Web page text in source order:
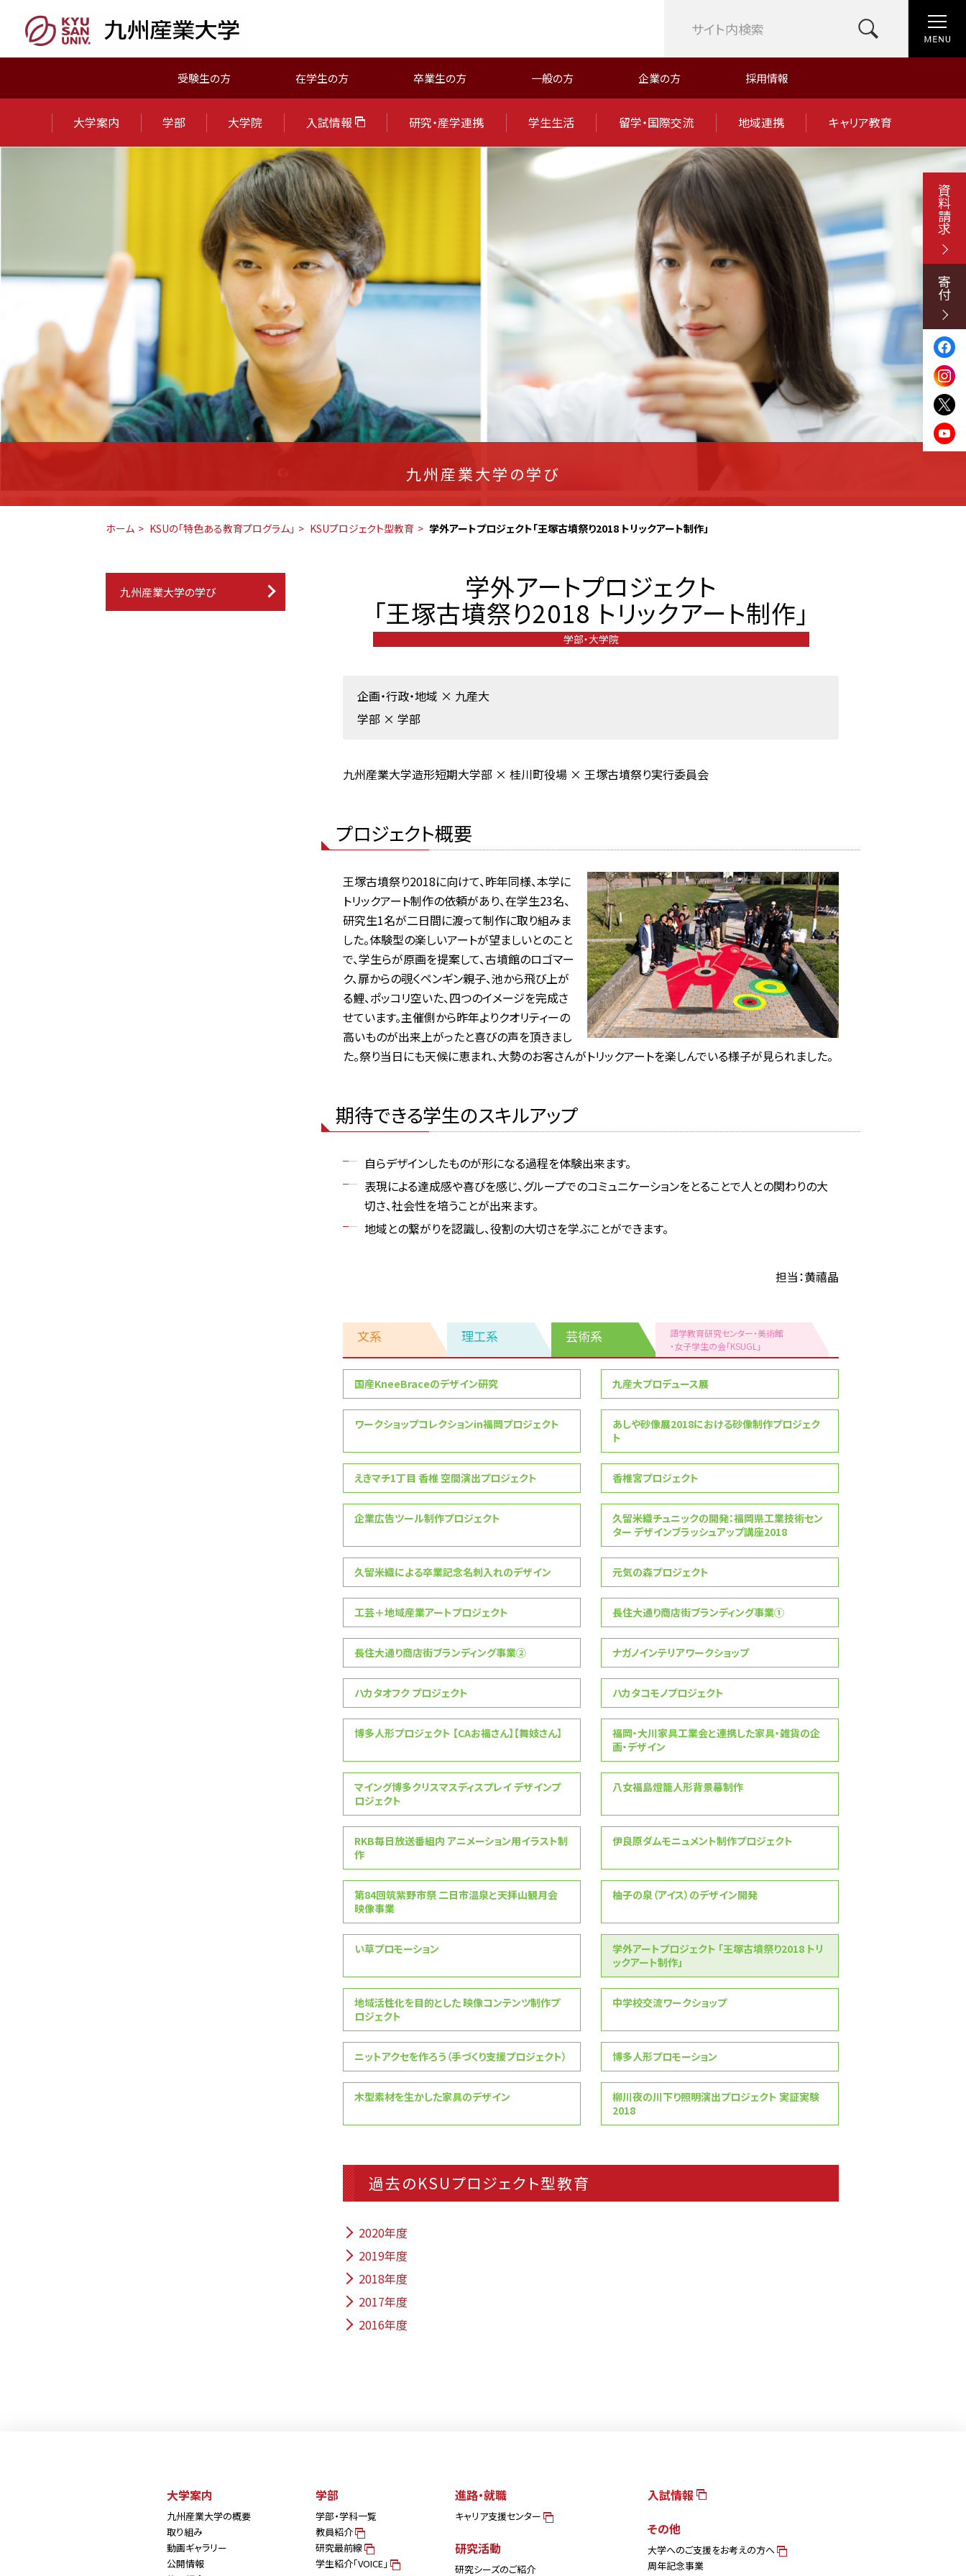
受験生の方 在学生の方 卒業生の方 一般の方 企業の方 採用情報
大学案内 学部 大学院 入試情報 研究・産学連携 学生生活 留学・国際交流 地域連携 キャリア教育
九州産業大学の学び
ホーム KSUの「特色ある教育プログラム」 KSUプロジェクト型教育 学外アートプロジェクト「王塚古墳祭り2018 トリックアート制作」
学外アートプロジェクト
「王塚古墳祭り2018 トリックアート制作」
学部・大学院
企画・行政・地域 × 九産大
学部 × 学部
九州産業大学造形短期大学部 × 桂川町役場 × 王塚古墳祭り実行委員会
プロジェクト概要
王塚古墳祭り2018に向けて、昨年同様、本学に
トリックアート制作の依頼があり、在学生23名、
研究生1名が二日間に渡って制作に取り組みま
した。体験型の楽しいアートが望ましいとのこと
で、学生らが原画を提案して、古墳館のロゴマー
ク、扉からの覗くペンギン親子、池から飛び上が
る鯉、ポッコリ空いた、四つのイメージを完成さ
せています。主催側から昨年よりクオリティーの
高いものが出来上がったと喜びの声を頂きまし
た。祭り当日にも天候に恵まれ、大勢のお客さんがトリックアートを楽しんでいる様子が見られました。
期待できる学生のスキルアップ
自らデザインしたものが形になる過程を体験出来ます。
表現による達成感や喜びを感じ、グループでのコミュニケーションをとることで人との関わりの大
切さ、社会性を培うことが出来ます。
地域との繋がりを認識し、役割の大切さを学ぶことができます。
担当：黄禧晶
文系 理工系 芸術系
語学教育研究センター・美術館
・女子学生の会「KSUGL」
系
国産KneeBraceのデザイン研究 九産大プロデュース展
ワークショップコレクションin福岡プロジェクト
あしや砂像展2018における砂像制作プロジェク
ト
えきマチ1丁目 香椎 空間演出プロジェクト 香椎宮プロジェクト
企業広告ツール制作プロジェクト
久留米織チュニックの開発：福岡県工業技術セン
ター デザインブラッシュアップ講座2018
久留米織による卒業記念名刺入れのデザイン 元気の森プロジェクト
工芸＋地域産業アートプロジェクト 長住大通り商店街ブランディング事業①
長住大通り商店街ブランディング事業② ナガノインテリアワークショップ
ハカタオフク プロジェクト ハカタコモノプロジェクト
博多人形プロジェクト 【CAお福さん】【舞妓さん】
福岡・大川家具工業会と連携した家具・雑貨の企
画・デザイン
マイング博多クリスマスディスプレイ デザインプ
ロジェクト
八女福島燈籠人形背景幕制作
RKB毎日放送番組内 アニメーション用イラスト制
作
伊良原ダムモニュメント制作プロジェクト
第84回筑紫野市祭 二日市温泉と天拝山観月会
映像事業
柚子の泉（アイス）のデザイン開発
い草プロモーション
学外アートプロジェクト 「王塚古墳祭り2018 トリ
ックアート制作」
地域活性化を目的とした 映像コンテンツ制作プ
ロジェクト
中学校交流ワークショップ
ニットアクセを作ろう（手づくり支援プロジェクト） 博多人形プロモーション
木型素材を生かした家具のデザイン
柳川夜の川下り照明演出プロジェクト 実証実験
2018
過去のKSUプロジェクト型教育
2020年度
2019年度
2018年度
2017年度
2016年度
九州産業大学の学び
大学案内
九州産業大学の概要
取り組み
動画ギャラリー
公開情報
学部
学部・学科一覧
教員紹介
研究最前線
学生紹介「VOICE」
進路・就職
キャリア支援センター
研究活動
研究シーズのご紹介
入試情報
その他
大学へのご支援をお考えの方へ
周年記念事業
資料請求
寄付